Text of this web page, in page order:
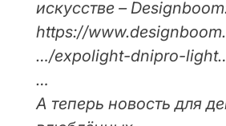
искусстве –
https://
…/expolight-dnipro-
…
А теперь новость для